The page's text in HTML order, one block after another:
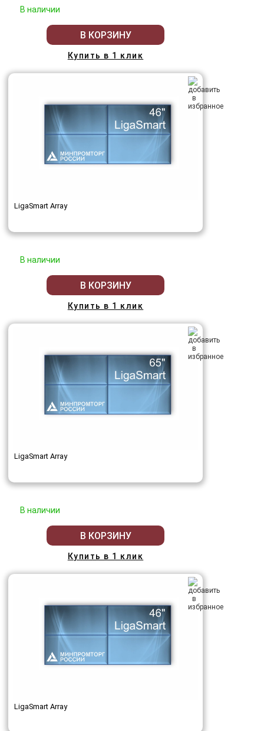
В наличии
В КОРЗИНУ
Купить в 1 клик
LigaSmart Array
В наличии
В КОРЗИНУ
Купить в 1 клик
LigaSmart Array
В наличии
В КОРЗИНУ
Купить в 1 клик
LigaSmart Array